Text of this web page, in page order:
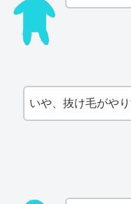
いや、抜け毛がや